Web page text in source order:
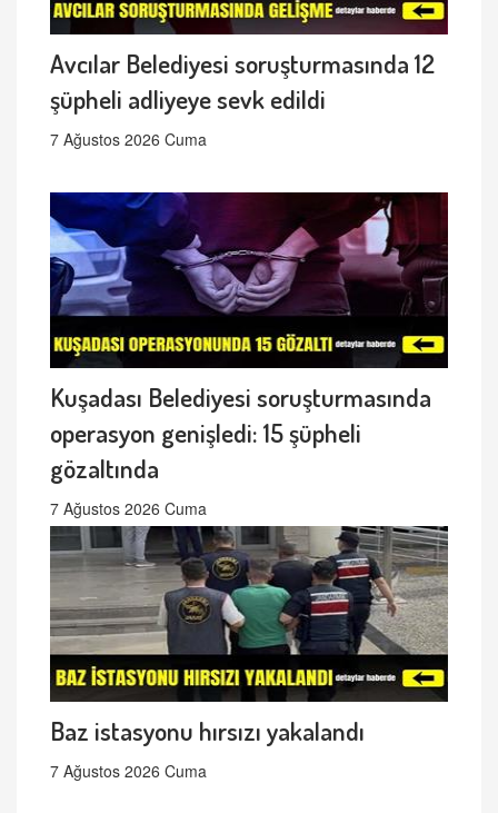
Avcılar Belediyesi soruşturmasında 12
şüpheli adliyeye sevk edildi
7 Ağustos 2026 Cuma
Kuşadası Belediyesi soruşturmasında
operasyon genişledi: 15 şüpheli
gözaltında
7 Ağustos 2026 Cuma
Baz istasyonu hırsızı yakalandı
7 Ağustos 2026 Cuma